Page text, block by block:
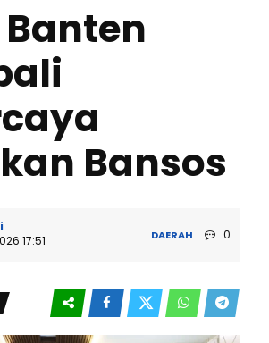
Bansos
17:51
DAERAH 0